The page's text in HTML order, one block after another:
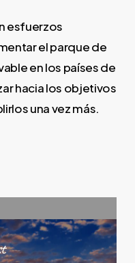
esfuerzos
el parque de
en los países de
hacia los objetivos
una vez más.